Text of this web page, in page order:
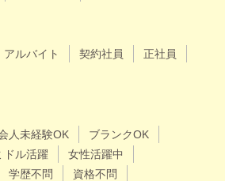
アルバイト 契約社員
正社員
人未経験OK
ブランクOK
ドル活躍
女性活躍中
学歴不問
資格不問